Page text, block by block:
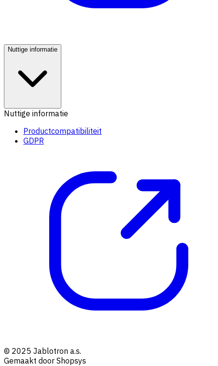
Nuttige informatie
Nuttige informatie
Productcompatibiliteit
GDPR
© 2025 Jablotron a.s.
Gemaakt door Shopsys